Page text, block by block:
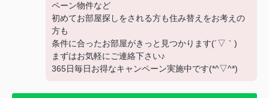
ペーン物件など
初めてお部屋探しをされる方も住み替えをお考えの
方も
条件に合ったお部屋がきっと見つかります(´▽｀)
まずはお気軽にご連絡下さい♪
365日毎日お得なキャンペーン実施中です(*^▽^*)